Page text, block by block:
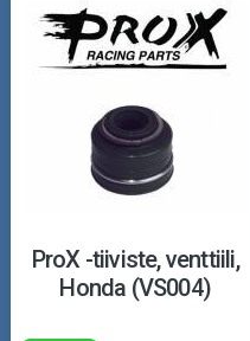
ProX -tiiviste, venttiili,
Honda (VS004)